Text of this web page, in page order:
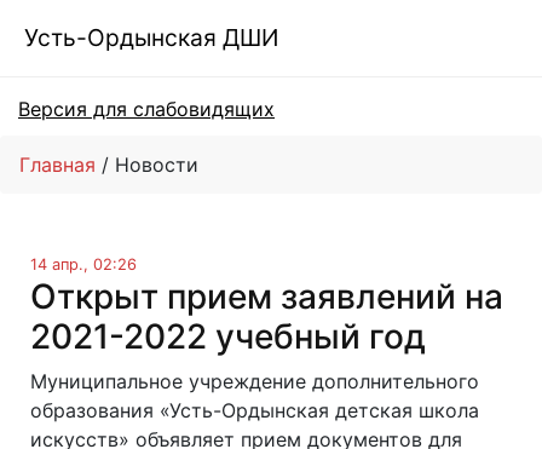
Усть-Ордынская ДШИ
Версия для слабовидящих
Главная Новости
14 апр., 02:26
Открыт прием заявлений на
2021-2022 учебный год
Муниципальное учреждение дополнительного
образования «Усть-Ордынская детская школа
искусств» объявляет прием документов для